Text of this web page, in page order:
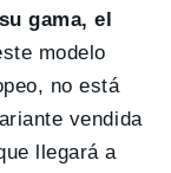
gama, el
modelo
no está
vendida
llegará a